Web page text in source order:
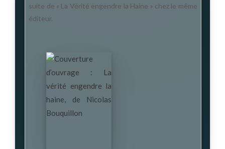
suite de « La Vérité engendre la Haine » chez le même
éditeur.